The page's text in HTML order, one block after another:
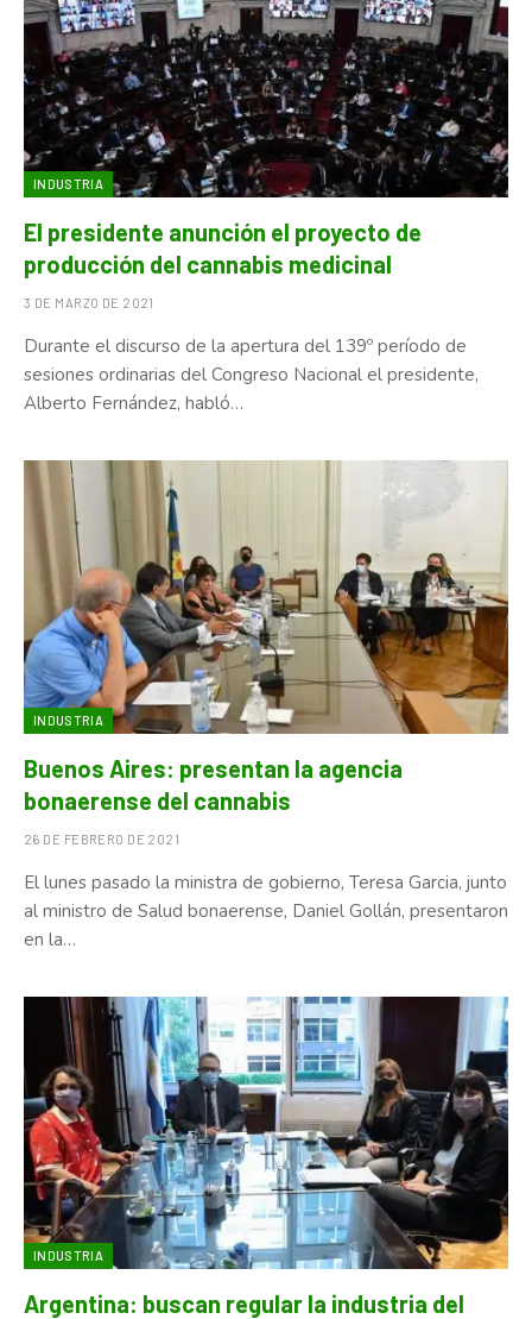
INDUSTRIA
El presidente anunción el proyecto de
producción del cannabis medicinal
3 DE MARZO DE 2021
Durante el discurso de la apertura del 139º período de
sesiones ordinarias del Congreso Nacional el presidente,
Alberto Fernández, habló…
INDUSTRIA
Buenos Aires: presentan la agencia
bonaerense del cannabis
26 DE FEBRERO DE 2021
El lunes pasado la ministra de gobierno, Teresa Garcia, junto
al ministro de Salud bonaerense, Daniel Gollán, presentaron
en la…
INDUSTRIA
Argentina: buscan regular la industria del